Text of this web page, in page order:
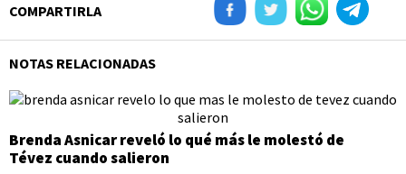
COMPARTIRLA
NOTAS RELACIONADAS
Brenda Asnicar reveló lo qué más le molestó de
Tévez cuando salieron